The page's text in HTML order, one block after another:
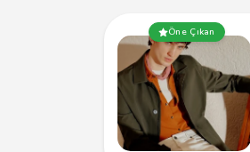
Öne Çıkan